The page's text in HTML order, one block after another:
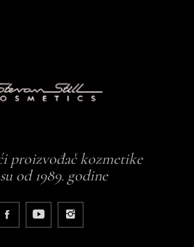
proizvođač kozmetike
od 1989. godine